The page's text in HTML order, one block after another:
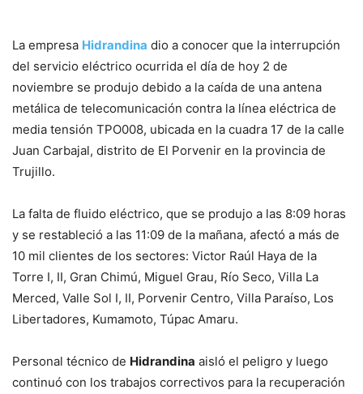
La empresa Hidrandina dio a conocer que la interrupción
del servicio eléctrico ocurrida el día de hoy 2 de
noviembre se produjo debido a la caída de una antena
metálica de telecomunicación contra la línea eléctrica de
media tensión TPO008, ubicada en la cuadra 17 de la calle
Juan Carbajal, distrito de El Porvenir en la provincia de
Trujillo.
La falta de fluido eléctrico, que se produjo a las 8:09 horas
y se restableció a las 11:09 de la mañana, afectó a más de
10 mil clientes de los sectores: Victor Raúl Haya de la
Torre I, II, Gran Chimú, Miguel Grau, Río Seco, Villa La
Merced, Valle Sol I, II, Porvenir Centro, Villa Paraíso, Los
Libertadores, Kumamoto, Túpac Amaru.
Personal técnico de Hidrandina aisló el peligro y luego
continuó con los trabajos correctivos para la recuperación